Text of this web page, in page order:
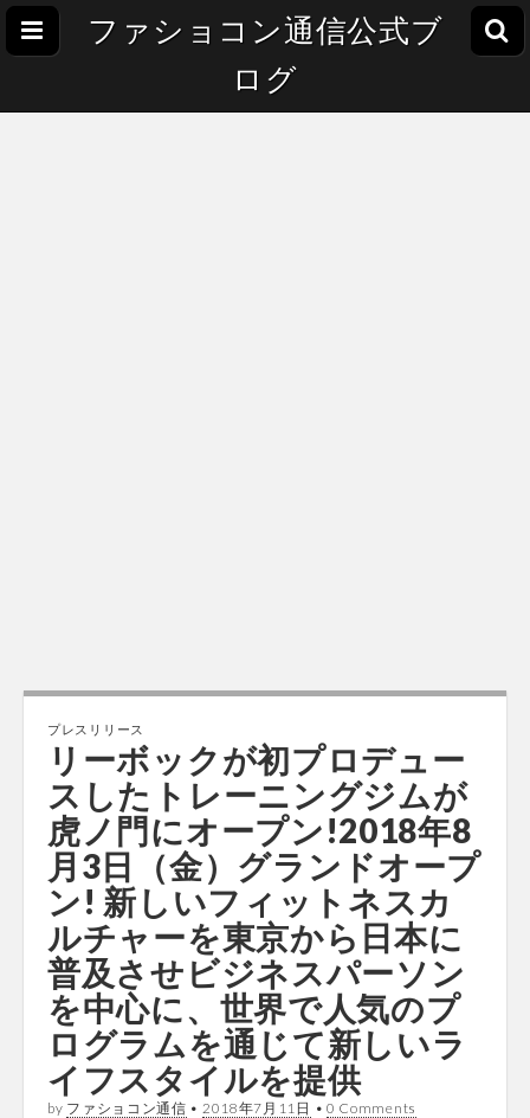
ファショコン通信公式ブ
ログ
プレスリリース
リーボックが初プロデュー
スしたトレーニングジムが
虎ノ門にオープン!2018年8
月3日（金）グランドオープ
ン! 新しいフィットネスカ
ルチャーを東京から日本に
普及させビジネスパーソン
を中心に、世界で人気のプ
ログラムを通じて新しいラ
イフスタイルを提供
by ファショコン通信 • 2018年7月11日 • 0 Comments